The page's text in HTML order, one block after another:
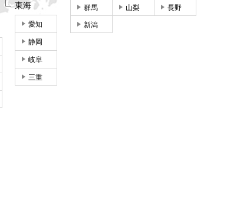
群馬 山梨 長野
新潟
東海
愛知
静岡
岐阜
三重